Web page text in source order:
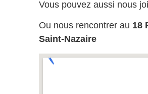
Vous pouvez aussi nous
Ou nous rencontrer au 18
Saint-Nazaire